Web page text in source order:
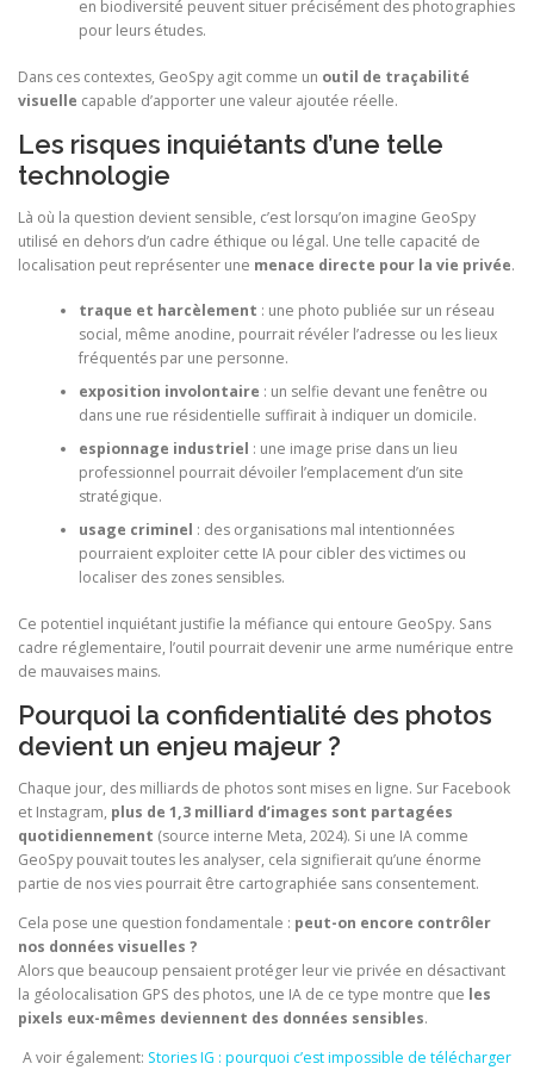
en biodiversité peuvent situer précisément des photographies
pour leurs études.
Dans ces contextes, GeoSpy agit comme un outil de traçabilité
visuelle capable d’apporter une valeur ajoutée réelle.
Les risques inquiétants d’une telle
technologie
Là où la question devient sensible, c’est lorsqu’on imagine GeoSpy
utilisé en dehors d’un cadre éthique ou légal. Une telle capacité de
localisation peut représenter une menace directe pour la vie privée.
traque et harcèlement : une photo publiée sur un réseau
social, même anodine, pourrait révéler l’adresse ou les lieux
fréquentés par une personne.
exposition involontaire : un selfie devant une fenêtre ou
dans une rue résidentielle suffirait à indiquer un domicile.
espionnage industriel : une image prise dans un lieu
professionnel pourrait dévoiler l’emplacement d’un site
stratégique.
usage criminel : des organisations mal intentionnées
pourraient exploiter cette IA pour cibler des victimes ou
localiser des zones sensibles.
Ce potentiel inquiétant justifie la méfiance qui entoure GeoSpy. Sans
cadre réglementaire, l’outil pourrait devenir une arme numérique entre
de mauvaises mains.
Pourquoi la confidentialité des photos
devient un enjeu majeur ?
Chaque jour, des milliards de photos sont mises en ligne. Sur Facebook
et Instagram, plus de 1,3 milliard d’images sont partagées
quotidiennement (source interne Meta, 2024). Si une IA comme
GeoSpy pouvait toutes les analyser, cela signifierait qu’une énorme
partie de nos vies pourrait être cartographiée sans consentement.
Cela pose une question fondamentale : peut-on encore contrôler
nos données visuelles ?
Alors que beaucoup pensaient protéger leur vie privée en désactivant
la géolocalisation GPS des photos, une IA de ce type montre que les
pixels eux-mêmes deviennent des données sensibles.
A voir également: Stories IG : pourquoi c’est impossible de télécharger